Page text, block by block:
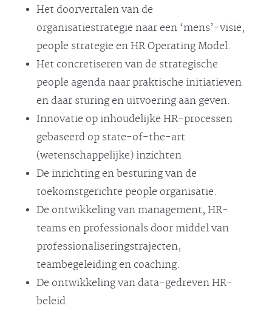
Het doorvertalen van de
organisatiestrategie naar een ‘mens’-visie,
people strategie en HR Operating Model.
Het concretiseren van de strategische
people agenda naar praktische initiatieven
en daar sturing en uitvoering aan geven.
Innovatie op inhoudelijke HR-processen
gebaseerd op state-of-the-art
(wetenschappelijke) inzichten.
De inrichting en besturing van de
toekomstgerichte people organisatie.
De ontwikkeling van management, HR-
teams en professionals door middel van
professionaliseringstrajecten,
teambegeleiding en coaching.
De ontwikkeling van data-gedreven HR-
beleid.